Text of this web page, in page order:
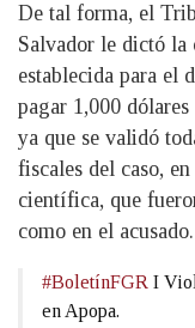
De tal forma, el
Salvador le dictó la
establecida para el
pagar 1,000
ya que se validó
fiscales del caso,
científica, que
como en el acusado.
#BoletínFGR I
en Apopa.